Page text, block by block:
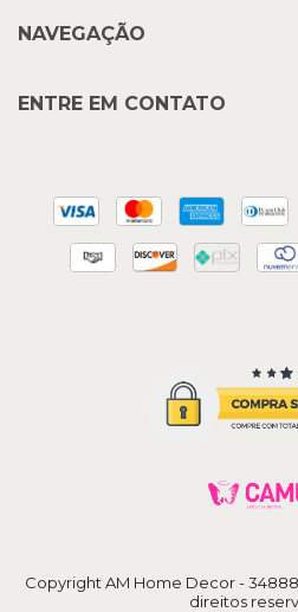
NAVEGAÇÃO
ENTRE EM CONTATO
Copyright AM Home Decor -
direitos